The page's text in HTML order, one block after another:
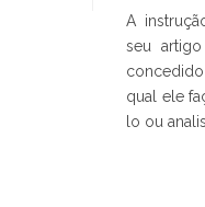
A
seu
qual ele
lo ou